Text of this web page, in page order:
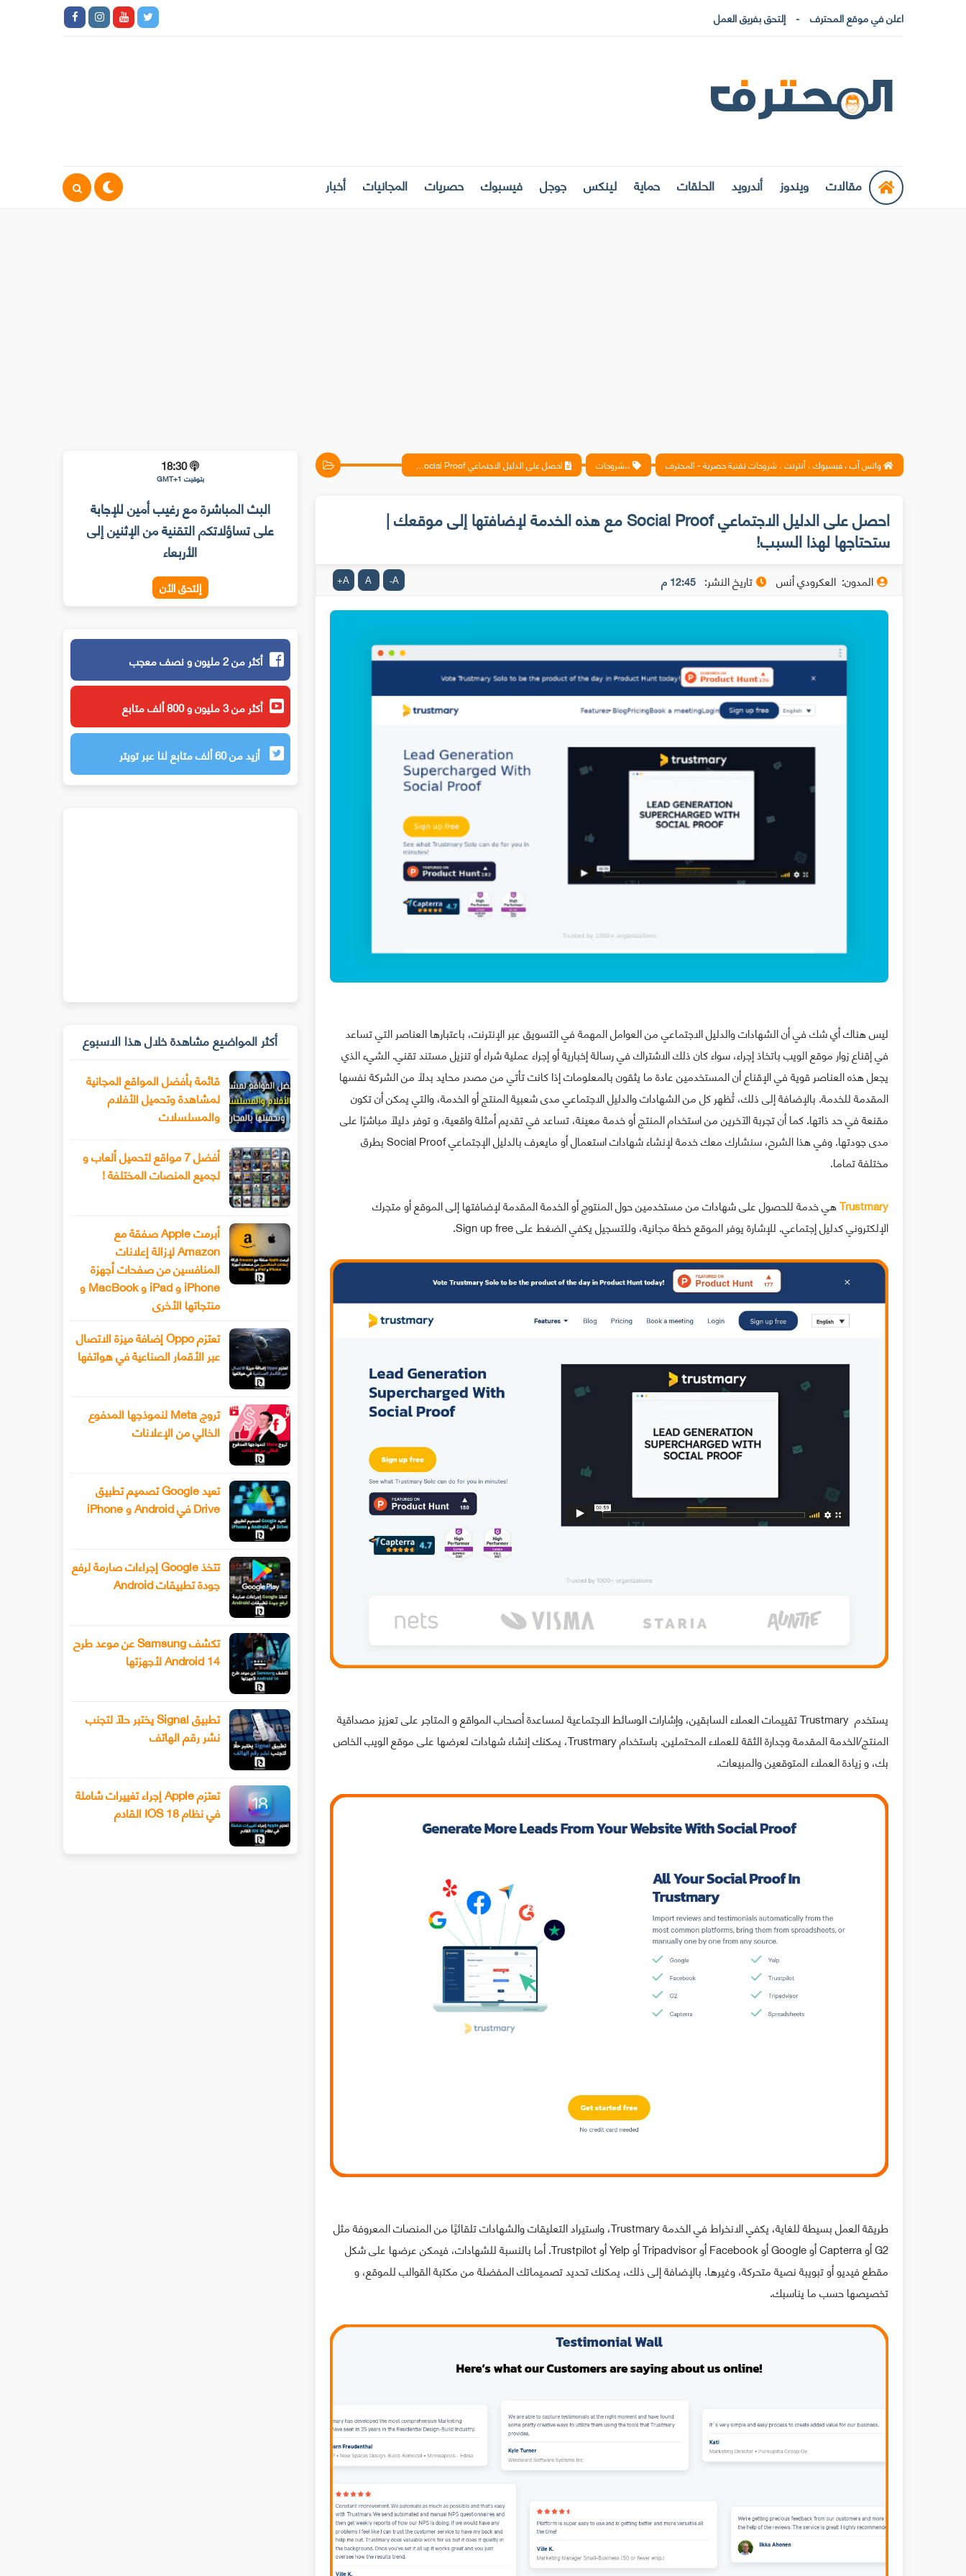
اعلن في موقع المحترف إلتحق بفريق العمل
مقالات ويندوز أندرويد الحلقات حماية لينكس جوجل فيسبوك حصريات المجانيات أخبار
واتس آب ، فيسبوك ، أنترنت ، شروحات تقنية حصرية - المحترف ،،شروحات احصل على الدليل الاجتماعي Social Proof مع هذه الخدمة لإضافتها إلى موقعك | ستحتاجها لهذا السبب!
احصل على الدليل الاجتماعي Social Proof مع هذه الخدمة لإضافتها إلى موقعك |
ستحتاجها لهذا السبب!
المدون: العكرودي أنس تاريخ النشر: 12:45 م A
-
A
A
+
ليس هناك أي شك في أن الشهادات والدليل الاجتماعي من العوامل المهمة في التسويق عبر الإنترنت، باعتبارها العناصر التي تساعد
في إقناع زوار موقع الويب باتخاذ إجراء، سواء كان ذلك الاشتراك في رسالة إخبارية أو إجراء عملية شراء أو تنزيل مستند تقني. الشيء الذي
يجعل هذه العناصر قوية في الإقناع أن المستخدمين عادة ما يثقون بالمعلومات إذا كانت تأتي من مصدر محايد بدلاً من الشركة نفسها
المقدمة للخدمة. بالإضافة إلى ذلك، تُظهر كل من الشهادات والدليل الاجتماعي مدى شعبية المنتج أو الخدمة، والتي يمكن أن تكون
مقنعة في حد ذاتها. كما أن تجربة الآخرين من استخدام المنتج أو خدمة معينة، تساعد في تقديم أمثلة واقعية، و توفر دليلًا مباشرًا على
مدى جودتها. وفي هذا الشرح، سنشارك معك خدمة لإنشاء شهادات استعمال أو مايعرف بالدليل الإجتماعي Social Proof بطرق
مختلفة تماما.
Trustmaryهي خدمة للحصول على شهادات من مستخدمين حول المنتوج أو الخدمة المقدمة لإضافتها إلى الموقع أو متجرك
الإلكتروني كدليل إجتماعي. للإشارة يوفر الموقع خطة مجانية، وللتسجيل يكفي الضغط على Sign up free.
يستخدم Trustmary تقييمات العملاء السابقين، وإشارات الوسائط الاجتماعية لمساعدة أصحاب المواقع و المتاجر على تعزيز مصداقية
المنتج/الخدمة المقدمة وجدارة الثقة للعملاء المحتملين. باستخدام Trustmary، يمكنك إنشاء شهادات لعرضها على موقع الويب الخاص
بك، و زيادة العملاء المتوقعين والمبيعات.
طريقة العمل بسيطة للغاية، يكفي الانخراط في الخدمة Trustmary، واستيراد التعليقات والشهادات تلقائيًا من المنصات المعروفة مثل
G2 أو Capterra أو Google أو Facebook أو Tripadvisor أو Yelp أو Trustpilot. أما بالنسبة للشهادات، فيمكن عرضها على شكل
مقطع فيديو أو تبويبة نصية متحركة، وغيرها. بالإضافة إلى ذلك، يمكنك تحديد تصميماتك المفضلة من مكتبة القوالب للموقع، و
تخصيصها حسب ما يناسبك.
18:30
بتوقيت GMT+1
البث المباشرة مع رغيب أمين للإجابة
على تساؤلاتكم التقنية من الإثنين إلى
الأربعاء
إلتحق الأن
أكثر من 2 مليون و نصف معجب
أكثر من 3 مليون و 800 ألف متابع
أزيد من 60 ألف متابع لنا عبر تويتر
أكثر المواضيع مشاهدة خلال هذا الاسبوع
قائمة بأفضل المواقع المجانية
لمشاهدة وتحميل الأفلام
والمسلسلات
أفضل 7 مواقع لتحميل ألعاب و
لجميع المنصات المختلفة !
أبرمت Apple صفقة مع
Amazon لإزالة إعلانات
المنافسين من صفحات أجهزة
iPhone و iPad و MacBook و
منتجاتها الأخرى
تعتزم Oppo إضافة ميزة الاتصال
عبر الأقمار الصناعية في هواتفها
تروج Meta لنموذجها المدفوع
الخالي من الإعلانات
تعيد Google تصميم تطبيق
Drive في Android و iPhone
تتخذ Google إجراءات صارمة لرفع
جودة تطبيقات Android
تكشف Samsung عن موعد طرح
Android 14 لأجهزتها
تطبيق Signal يختبر حلًا لتجنب
نشر رقم الهاتف
تعتزم Apple إجراء تغييرات شاملة
في نظام IOS 18 القادم